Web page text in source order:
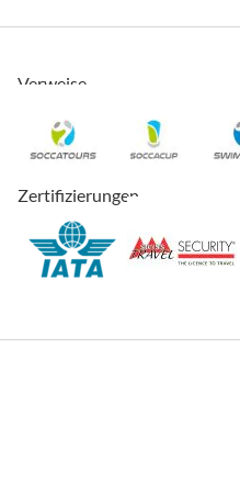
Verweise
Zertifizierungen